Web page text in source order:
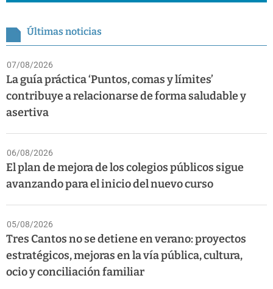
Últimas noticias
07/08/2026
La guía práctica ‘Puntos, comas y límites’
contribuye a relacionarse de forma saludable y
asertiva
06/08/2026
El plan de mejora de los colegios públicos sigue
avanzando para el inicio del nuevo curso
05/08/2026
Tres Cantos no se detiene en verano: proyectos
estratégicos, mejoras en la vía pública, cultura,
ocio y conciliación familiar